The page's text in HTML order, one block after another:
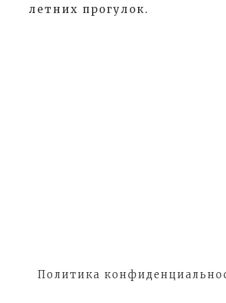
летних прогулок.
Политика